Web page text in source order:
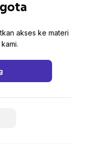
akses ke materi